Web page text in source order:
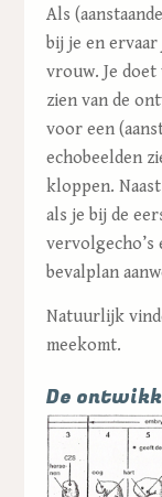
Als
bij je en ervaar
vrouw. Je
zien van de
voor een
echobeelden
kloppen.
als je bij de
bevalplan
Natuurlijk
meekomt.
De